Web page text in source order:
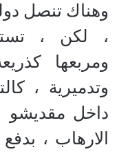
وهناك تنصل
، لكن ،
ومربعها
داخل مقديشو